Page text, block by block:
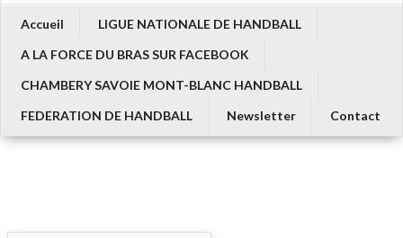
Accueil
LIGUE NATIONALE DE HANDBALL
A LA FORCE DU BRAS SUR FACEBOOK
CHAMBERY SAVOIE MONT-BLANC HANDBALL
FEDERATION DE HANDBALL
Newsletter Contact